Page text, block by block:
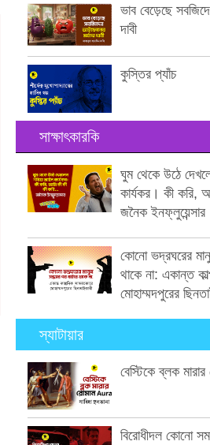
ভাব বেড়েছে
দাবী
কুস্তির প্যাঁচ
সাক্ষাৎকারকি
ঘুম থেকে উঠে
কার্যকর। কী করি,
জনৈক ইনফ্লুয়েন্সার
কোনো ভদ্রঘরের
থাকে না: একান্ত
মোহাম্মদপুরের
স্যাটায়ার
বেস্টিকে ব্লক
বিরোধীদল কোনো